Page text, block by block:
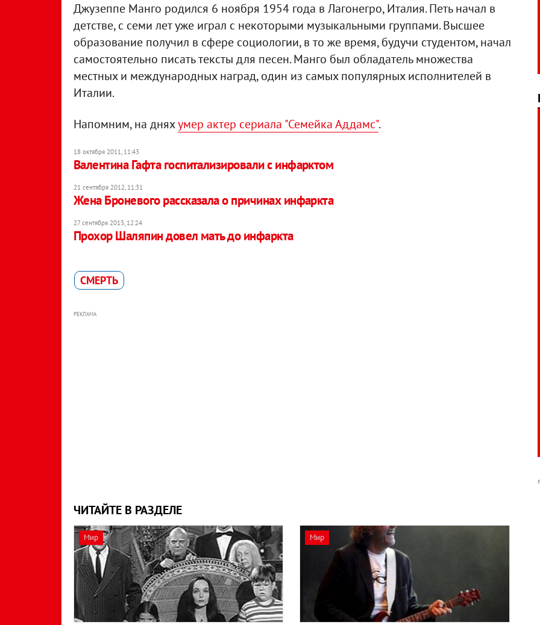
Джузеппе Манго родился 6 ноября 1954 года в Лагонегро, Италия. Петь начал в
детстве, с семи лет уже играл с некоторыми музыкальными группами. Высшее
образование получил в сфере социологии, в то же время, будучи студентом, начал
самостоятельно писать тексты для песен. Манго был обладатель множества
местных и международных наград, один из самых популярных исполнителей в
Италии.
Напомним, на дняхумер актер сериала "Семейка Аддамс".
18 октября 2011, 11:43
Валентина Гафта госпитализировали с инфарктом
21 сентября 2012, 11:31
Жена Броневого рассказала о причинах инфаркта
27 сентября 2013, 12:24
Прохор Шаляпин довел мать до инфаркта
СМЕРТЬ
РЕКЛАМА
ЧИТАЙТЕ В РАЗДЕЛЕ
Мир Мир